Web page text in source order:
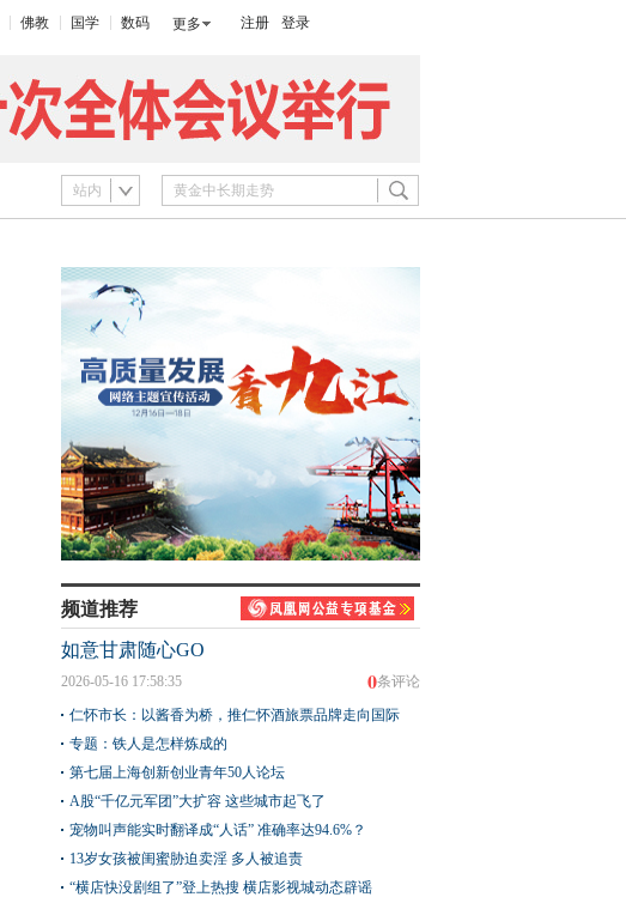
佛教 国学 数码 更多 注册 登录
站内
频道推荐
如意甘肃随心GO
0条评论
2026-05-16 17:58:35
仁怀市长：以酱香为桥，推仁怀酒旅票品牌走向国际
专题：铁人是怎样炼成的
第七届上海创新创业青年50人论坛
A股“千亿元军团”大扩容 这些城市起飞了
宠物叫声能实时翻译成“人话” 准确率达94.6%？
13岁女孩被闺蜜胁迫卖淫 多人被追责
“横店快没剧组了”登上热搜 横店影视城动态辟谣